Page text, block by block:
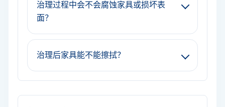
治理过程中会不会腐蚀家具或损坏表
面？
治理后家具能不能擦拭？